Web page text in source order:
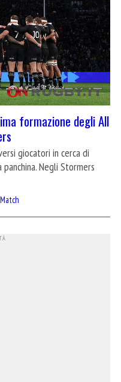
formazione degli All
giocatori in cerca di
Negli Stormers